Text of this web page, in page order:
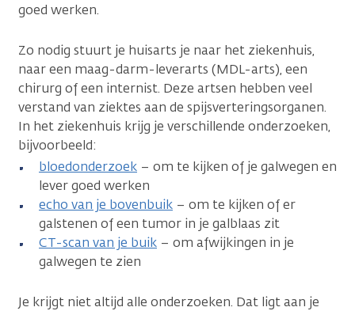
goed werken.
Zo nodig stuurt je huisarts je naar het ziekenhuis,
naar een maag-darm-leverarts (MDL-arts), een
chirurg of een internist. Deze artsen hebben veel
verstand van ziektes aan de spijsverteringsorganen.
In het ziekenhuis krijg je verschillende onderzoeken,
bijvoorbeeld:
bloedonderzoek – om te kijken of je galwegen en
lever goed werken
echo van je bovenbuik – om te kijken of er
galstenen of een tumor in je galblaas zit
CT-scan van je buik – om afwijkingen in je
galwegen te zien
Je krijgt niet altijd alle onderzoeken. Dat ligt aan je